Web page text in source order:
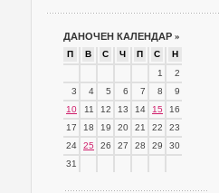
ДАНОЧЕН КАЛЕНДАР »
П В С Ч П С
Н
1
2
3
4 5 6 7 8
9
10
11 12 13 14 15
16
17
18 19 20 21 22
23
24
25 26 27 28 29
30
31